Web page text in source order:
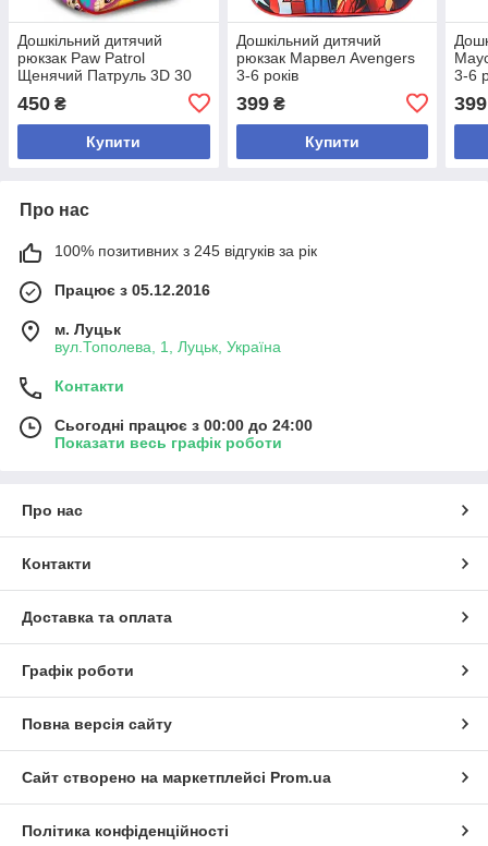
Дошкільний дитячий
рюкзак Paw Patrol
Щенячий Патруль 3D 30
450 ₴
Купити
Дошкільний дитячий
рюкзак Марвел Avengers
3-6 років
399₴
Купити
3-6
399
Про нас
100% позитивних з 245 відгуків за рік
Працює з 05.12.2016
м. Луцьк
вул.Тополева, 1, Луцьк, Україна
Контакти
Сьогодні працює з 00:00 до 24:00
Показати весь графік роботи
Про нас
Контакти
Доставка та оплата
Графік роботи
Повна версія сайту
Сайт створено на маркетплейсі Prom.ua
Політика конфіденційності